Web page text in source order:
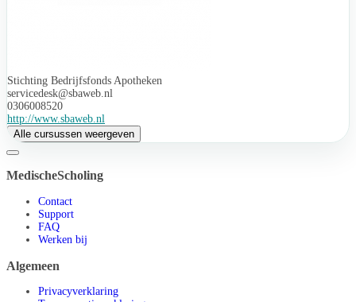
Stichting Bedrijfsfonds Apotheken
servicedesk@sbaweb.nl
0306008520
http://www.sbaweb.nl
Alle cursussen weergeven
MedischeScholing
Contact
Support
FAQ
Werken bij
Algemeen
Privacyverklaring